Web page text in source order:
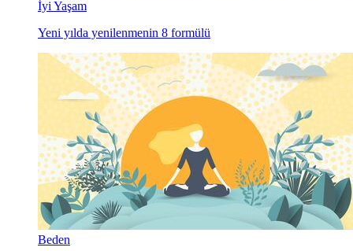
İyi Yaşam
Yeni yılda yenilenmenin 8 formülü
Beden